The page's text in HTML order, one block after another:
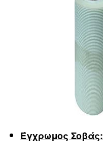
Έγχρωμος Σοβάς: